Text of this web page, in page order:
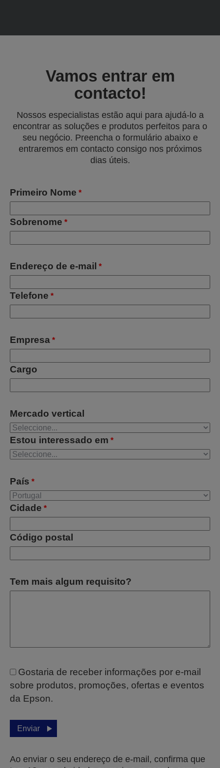
Vamos entrar em
contacto!
Nossos especialistas estão aqui para ajudá-lo a
encontrar as soluções e produtos perfeitos para o
seu negócio. Preencha o formulário abaixo e
entraremos em contacto consigo nos próximos
dias úteis.
Primeiro Nome *
Sobrenome *
Endereço de e-mail *
Telefone *
Empresa *
Cargo
Mercado vertical
Estou interessado em *
País *
Cidade *
Código postal
Tem mais algum requisito?
Gostaria de receber informações por e-mail
sobre produtos, promoções, ofertas e eventos
da Epson.
Enviar
Ao enviar o seu endereço de e-mail, confirma que